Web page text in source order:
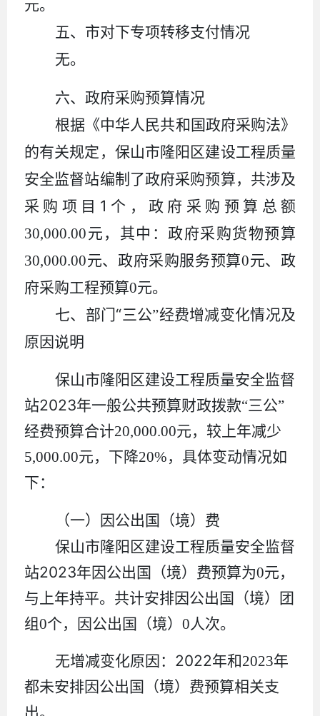
元。
五、 市对下专项转移支付情况
无。
六、政府采购预算情况
根据《中华人民共和国政府采购法》
的有关规定，保山市隆阳区建设工程质量
安全监督站编制了政府采购预算，共涉及
采购项目 1 个，政府采购预算总额
30,000.00元，其中：政府采购货物预算
30,000.00元、政府采购服务预算0元、政
府采购工程预算0元。
七、 部门“三公”经费增减变化情况及
原因说明
保山市隆阳区建设工程质量安全监督
站2023年一般公共预算财政拨款“三公”
经费预算合计20,000.00元，较上年减少
5,000.00元，下降20%，具体变动情况如
下：
（一）因公出国（境）费
保山市隆阳区建设工程质量安全监督
站2023年因公出国（境）费预算为0元，
与上年持平。共计安排因公出国（境）团
组0个，因公出国（境） 0 人次。
无增减变化原因： 2022年和2023年
都未安排因公出国（境）费预算相关支
出。